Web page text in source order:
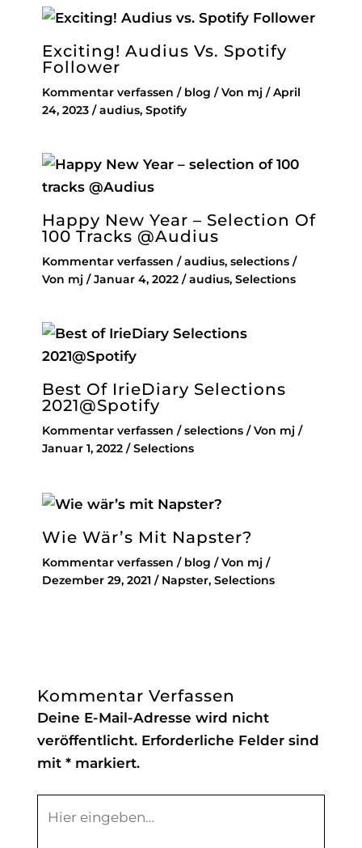
Exciting! Audius Vs. Spotify
Follower
Kommentar verfassen / blog / Von mj /April
24, 2023 /audius, Spotify
Happy New Year – Selection Of
100 Tracks @Audius
Kommentar verfassen /audius, selections/
Von mj /Januar 4, 2022 /audius, Selections
Best Of IrieDiary Selections
2021@Spotify
Kommentar verfassen /selections/ Von mj /
Januar 1, 2022 /Selections
Wie Wär’s Mit Napster?
Kommentar verfassen / blog / Von mj /
Dezember 29, 2021 / Napster, Selections
Kommentar Verfassen
Deine E-Mail-Adresse wird nicht
veröffentlicht. Erforderliche Felder sind
mit *markiert.
eingeben…